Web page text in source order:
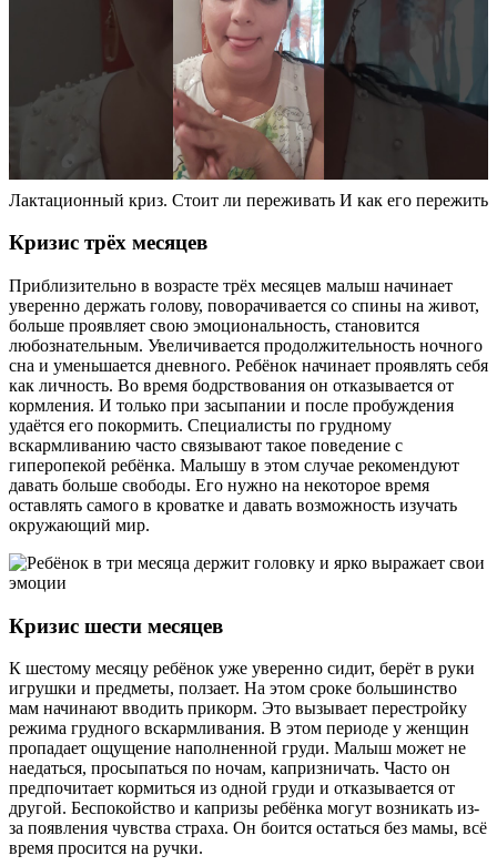
Лактационный криз. Стоит ли переживать И как его пережить
Кризис трёх месяцев
Приблизительно в возрасте трёх месяцев малыш начинает
уверенно держать голову, поворачивается со спины на живот,
больше проявляет свою эмоциональность, становится
любознательным. Увеличивается продолжительность ночного
сна и уменьшается дневного. Ребёнок начинает проявлять себя
как личность. Во время бодрствования он отказывается от
кормления. И только при засыпании и после пробуждения
удаётся его покормить. Специалисты по грудному
вскармливанию часто связывают такое поведение с
гиперопекой ребёнка. Малышу в этом случае рекомендуют
давать больше свободы. Его нужно на некоторое время
оставлять самого в кроватке и давать возможность изучать
окружающий мир.
Кризис шести месяцев
К шестому месяцу ребёнок уже уверенно сидит, берёт в руки
игрушки и предметы, ползает. На этом сроке большинство
мам начинают вводить прикорм. Это вызывает перестройку
режима грудного вскармливания. В этом периоде у женщин
пропадает ощущение наполненной груди. Малыш может не
наедаться, просыпаться по ночам, капризничать. Часто он
предпочитает кормиться из одной груди и отказывается от
другой. Беспокойство и капризы ребёнка могут возникать из-
за появления чувства страха. Он боится остаться без мамы, всё
время просится на ручки.